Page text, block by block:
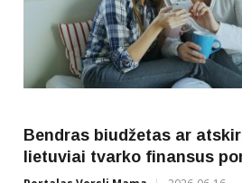
Bendras biudžetas ar
lietuviai tvarko finansus